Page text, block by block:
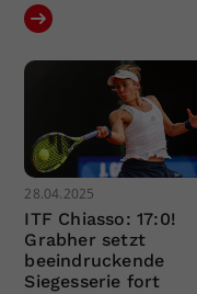
28.04.2025
ITF Chiasso: 17:0!
Grabher setzt
beeindruckende
Siegesserie fort